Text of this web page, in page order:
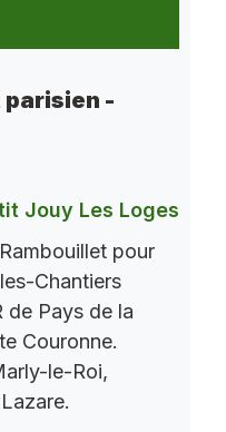
parisien -
Jouy Les Loges
pour
Chantiers
de Pays de la
Couronne.
le-Roi,